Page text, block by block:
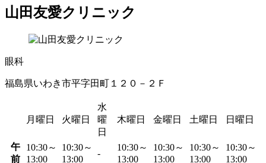
山田友愛クリニック
眼科
福島県いわき市平字田町１２０－２Ｆ
月曜日 火曜日
水
曜
日
木曜日 金曜日 土曜日 日曜日
午
前
10:30～
13:00
10:30～
13:00
-
10:30～
13:00
10:30～
13:00
10:30～
13:00
10:30～
13:00